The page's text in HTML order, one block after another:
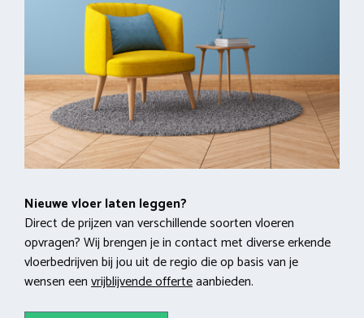
Nieuwe vloer laten leggen?
Direct de prijzen van verschillende soorten vloeren
opvragen? Wij brengen je in contact met diverse erkende
vloerbedrijven bij jou uit de regio die op basis van je
wensen eenvrijblijvende offerteaanbieden.